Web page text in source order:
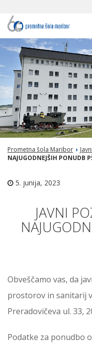
Prometna šola Maribor ›
NAJUGODNEJŠIH PONUDB
5. junija, 2023
JAVNI
Obveščamo vas, da
prostorov in sanitarij
Preradovičeva ul. 33,
Podatke za ponudbo